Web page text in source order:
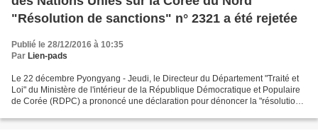
"Résolution de sanctions" n° 2321 a été rejetée
Publié le 28/12/2016 à 10:35
Par Lien-pads
Le 22 décembre Pyongyang - Jeudi, le Directeur du Département "Traité et
Loi" du Ministère de l'intérieur de la République Démocratique et Populaire
de Corée (RDPC) a prononcé une déclaration pour dénoncer la "résolution